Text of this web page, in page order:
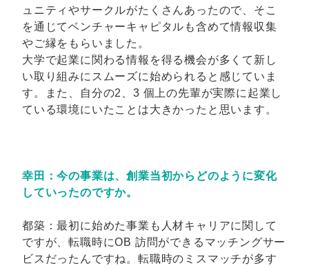
ュニティやサークルがたくさんあったので、そこ
を通じてベンチャーキャピタルも含めて情報収集
やご縁をもらいました。
大学で起業に関わる情報を得る機会が多くて新し
い取り組みにスムーズに始められると感じていま
す。また、自分の2、3 個上の先輩が実際に起業し
ている環境にいたことは大きかったと思います。
幸田：今の事業は、創業当初からどのように変化
していったのですか。
都築：最初に始めた事業も人材キャリアに関して
ですが、転職時にOB 訪問ができるマッチングサー
ビスだったんですね。転職時のミスマッチが多す